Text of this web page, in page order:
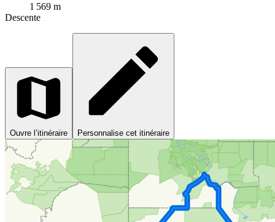
1 569 m
Descente
Ouvre l’itinéraire Personnalise cet itinéraire